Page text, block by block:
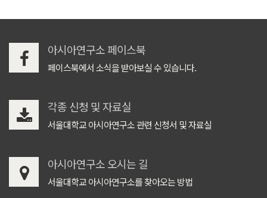
아시아연구소 페이스북
페이스북에서 소식을 받아보실 수 있습니다.
각종 신청 및 자료실
서울대학교 아시아연구소 관련 신청서 및 자료실
아시아연구소 오시는 길
서울대학교 아시아연구소를 찾아오는 방법